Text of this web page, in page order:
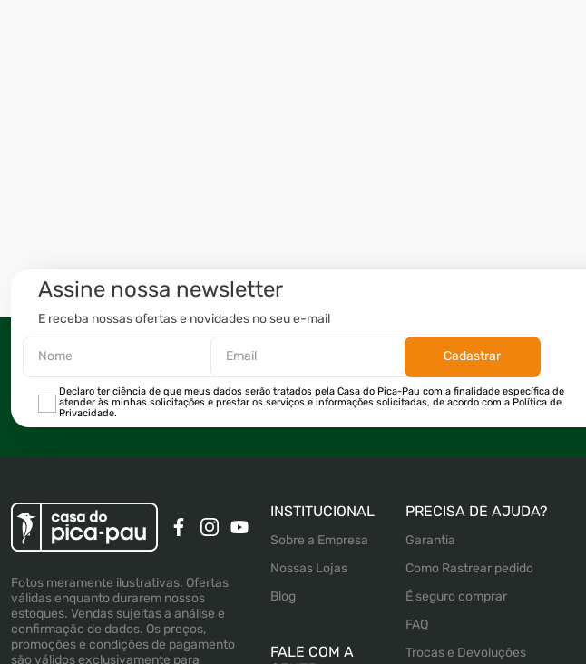
Assine nossa newsletter
E receba nossas ofertas e novidades no seu e-mail
Cadastrar
Declaro ter ciência de que meus dados serão tratados pela Casa do Pica-Pau com a finalidade específica de
atender às minhas solicitações e prestar os serviços e informações solicitadas, de acordo com a Política de
Privacidade.
Fotos meramente ilustrativas. Ofertas
válidas enquanto durarem nossos
estoques. Vendas sujeitas a análise e
confirmação de dados. Os preços,
promoções e condições de pagamento
são válidos exclusivamente para
INSTITUCIONAL
Sobre a Empresa
Nossas Lojas
Blog
FALE COM A
PRECISA DE AJUDA?
Garantia
Como Rastrear pedido
É seguro comprar
FAQ
Trocas e Devoluções